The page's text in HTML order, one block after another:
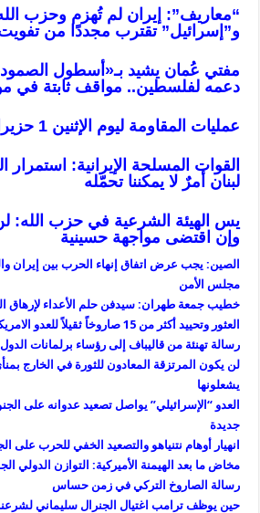
“معاريف”: إيران لم تُهزم وحزب
و”إسرائيل” تقترب مجددًا من
مفتي عُمان يشيد بـ«أسطول الصمود
دعمه لفلسطين.. مواقف ثابتة في
عمليات المقاومة ليوم الإثنين 1 حزيران 2026
القوات المسلحة الإيرانية:
لبنان أمرٌ لا يمكننا تحمّله
يس الهيئة الشرعية في حزب الله:
وإن اقتضى مواجهة حسينية
الصين: يجب عرض اتفاق إنهاء الحرب بين إيران
مجلس الأمن
خطيب جمعة طهران: سیدفن حلم الأعداء لإرهاق
العثور وتحييد أكثر من 15 صاروخاً ثقيلاً للعدو الامريكي الصهيوني
رسالة تهنئة من قاليباف إلى رؤساء برلمانات الدول
لن يكون المرتزقة المعادون للثورة في الخارج
يشعلونها
العدو “الإسرائيلي” يواصل تصعيد عدوانه على
جديدة
انهيار أوهام نتنياهو والتصعيد الخفي للحرب على
مخاض ما بعد الهيمنة الأميركية: التوازن الدولي
رسالة الصاروخ التركي في زمن حساس
حين يوظف ترامب اغتيال الجنرال سليماني